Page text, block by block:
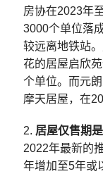
房协在2023年
3000个单位落
较远离地铁站
花的居屋启欣
个单位。而元
摩天居屋，在
居屋仅售期是
2022年最新的
年增加至5年或